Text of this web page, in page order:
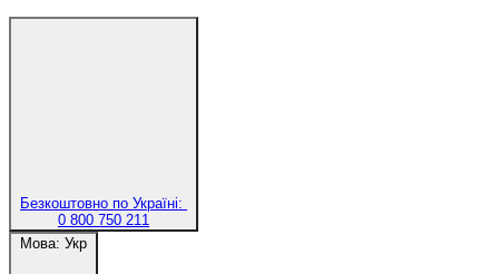
Безкоштовно по Україні:
0 800 750 211
Мова: Укр